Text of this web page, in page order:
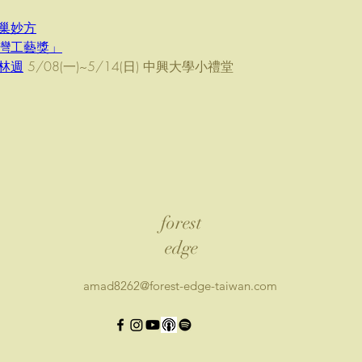
妙方
工藝獎」
週 5/08(一)~5/14(日) 中興大學小禮堂
forest
edge
amad8262@forest-edge-taiwan.com